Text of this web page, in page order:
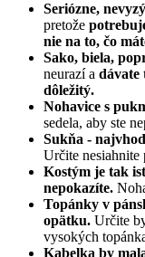
Seriózne,
pretože
nie na to, čo
Sako, biela,
neurazí a dávate
dôležitý.
Nohavice s
sedela, aby ste
Sukňa -
Určite nesiahnite
Kostým je tak
nepokazíte.
Topánky v
opätku. Určite
vysokých
Kabelka by